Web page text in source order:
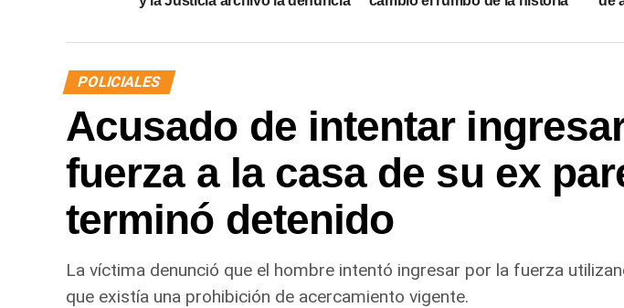
POLICIALES
Acusado de intentar
fuerza a la casa de su ex
terminó detenido
La víctima denunció que el hombre intentó ingresar por la fuerza
que existía una prohibición de acercamiento vigente.